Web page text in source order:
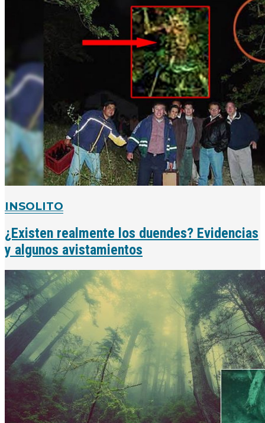
INSOLITO
¿Existen realmente los duendes? Evidencias
y algunos avistamientos